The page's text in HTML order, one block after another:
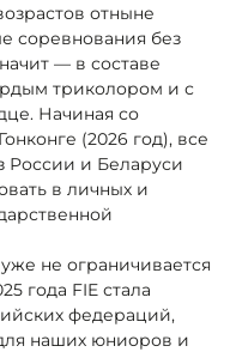
отныне
соревнования без
— в составе
триколором и с
Начиная со
(2026 год), все
России и Беларуси
в личных и
не ограничивается
года FIE стала
федераций,
наших юниоров и